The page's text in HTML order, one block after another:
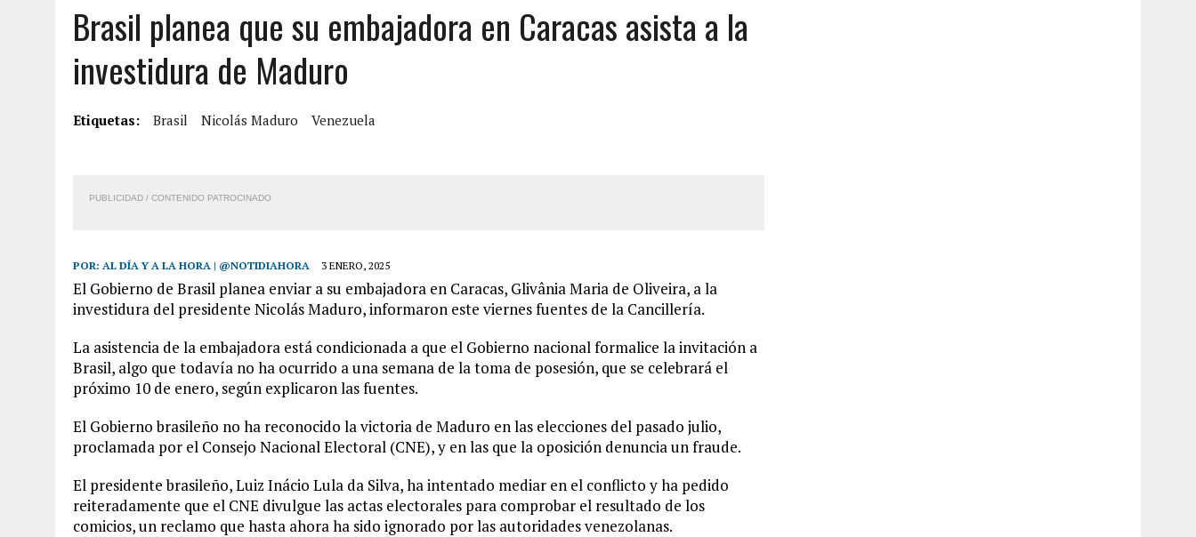
2 AGOSTO, 2026
FALCÓN: MUJER ATACÓ CON UN CUCHILLO A SUS HIJOS, UNO PERDIÓ LA VIDA
2 AGOSTO, 2026 | CONMOCIÓN EN CHILE POR BRUTAL CRIMEN CONTRA ADOLESCENTE VENEZOLANO: AUTOR MATERIAL SE MANTIENE EN FUGA
1 AGOSTO, 2026
| UN MUERTO Y 5 HERIDOS SALDO DE COLISIÓN MÚLTIPLE EN LA AUTOPISTA VALLE-COCHE
Brasil planea que su embajadora en Caracas asista a la
investidura de Maduro
Etiquetas: Brasil Nicolás Maduro Venezuela
PUBLICIDAD / CONTENIDO PATROCINADO
POR: AL DÍA Y A LA HORA | @NOTIDIAHORA 3 ENERO, 2025
El Gobierno de Brasil planea enviar a su embajadora en Caracas, Glivânia Maria de Oliveira, a la
investidura del presidente Nicolás Maduro, informaron este viernes fuentes de la Cancillería.
La asistencia de la embajadora está condicionada a que el Gobierno nacional formalice la invitación a
Brasil, algo que todavía no ha ocurrido a una semana de la toma de posesión, que se celebrará el
próximo 10 de enero, según explicaron las fuentes.
El Gobierno brasileño no ha reconocido la victoria de Maduro en las elecciones del pasado julio,
proclamada por el Consejo Nacional Electoral (CNE), y en las que la oposición denuncia un fraude.
El presidente brasileño, Luiz Inácio Lula da Silva, ha intentado mediar en el conflicto y ha pedido
reiteradamente que el CNE divulgue las actas electorales para comprobar el resultado de los
comicios, un reclamo que hasta ahora ha sido ignorado por las autoridades venezolanas.